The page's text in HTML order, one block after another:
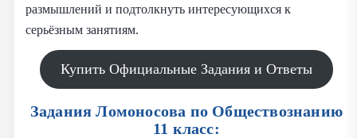
размышлений и подтолкнуть интересующихся к
серьёзным занятиям.
Купить Официальные Задания и Ответы
Задания Ломоносова по Обществознанию
11 класс: